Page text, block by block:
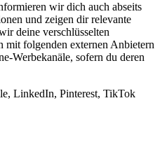
wir dich auch abseits
und zeigen dir relevante
deine verschlüsselten
mit folgenden externen Anbietern
Werbekanäle, sofern du deren
LinkedIn, Pinterest, TikTok